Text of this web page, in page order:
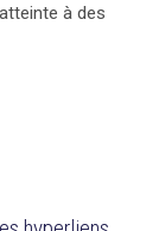
à des